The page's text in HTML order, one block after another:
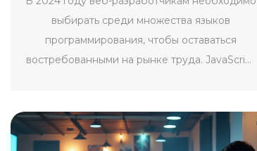
выбирать среди множества языков
программирования, чтобы оставаться
востребованными на рынке труда. JavaScript
Python стремительно догоняет благодаря
его простоте и широкому спектру